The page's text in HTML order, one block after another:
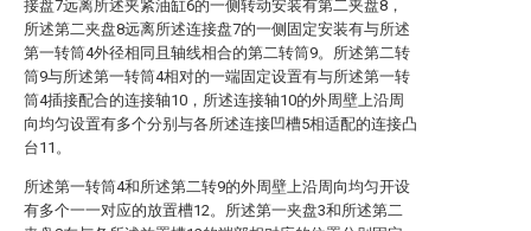
接盘7远离所述夹紧油缸6的一侧转动安装有第二夹盘8，
所述第二夹盘8远离所述连接盘7的一侧固定安装有与所述
第一转筒4外径相同且轴线相合的第二转筒9。所述第二转
筒9与所述第一转筒4相对的一端固定设置有与所述第一转
筒4插接配合的连接轴10，所述连接轴10的外周壁上沿周
向均匀设置有多个分别与各所述连接凹槽5相适配的连接凸
台11。
所述第一转筒4和所述第二转9的外周壁上沿周向均匀开设
有多个一一对应的放置槽12。所述第一夹盘3和所述第二